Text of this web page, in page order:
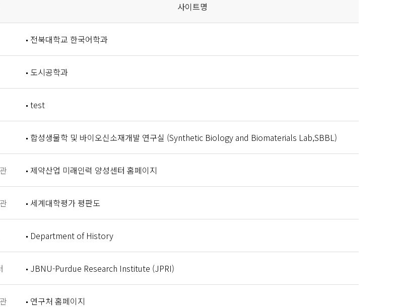
사이트명
전북대학교 한국어학과
도시공학과
test
합성생물학 및 바이오신소재개발 연구실 (Synthetic Biology and Biomaterials Lab,SBBL)
제약산업 미래인력 양성센터 홈페이지
세계대학평가 평판도
Department of History
JBNU-Purdue Research Institute (JPRI)
연구처 홈페이지